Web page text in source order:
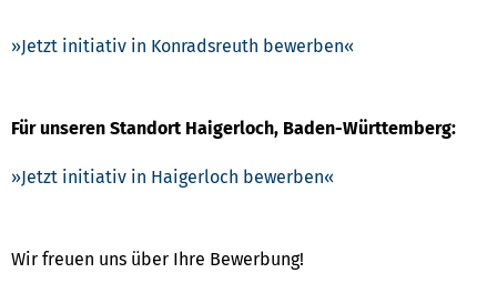
Jetzt initiativ in Konradsreuth bewerben
Für unseren Standort Haigerloch, Baden-Württemberg:
Jetzt initiativ in Haigerloch bewerben
Wir freuen uns über Ihre Bewerbung!